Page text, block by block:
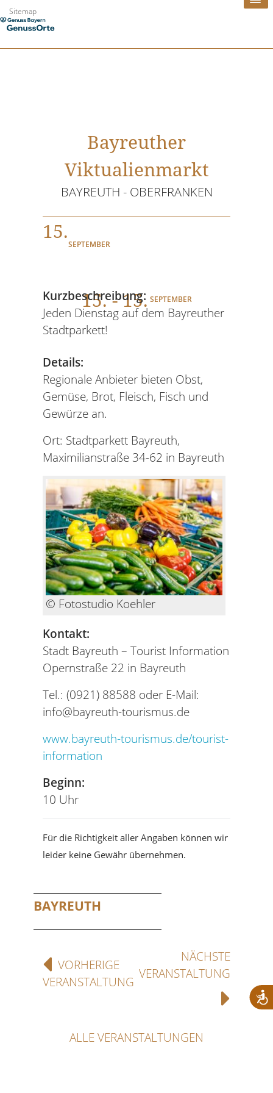
Zum
Inhalt
Sitemap
Bayreuther
Viktualienmarkt
BAYREUTH - OBERFRANKEN
15.
SEPTEMBER
15. - 15. SEPTEMBER
Kurzbeschreibung:
Jeden Dienstag auf dem Bayreuther
Stadtparkett!
Details:
Regionale Anbieter bieten Obst,
Gemüse, Brot, Fleisch, Fisch und
Gewürze an.
Ort: Stadtparkett Bayreuth,
Maximilianstraße 34-62 in Bayreuth
© Fotostudio Koehler
Kontakt:
Stadt Bayreuth – Tourist Information
Opernstraße 22 in Bayreuth
Tel.: (0921) 88588 oder E-Mail:
info@bayreuth-tourismus.de
www.bayreuth-tourismus.de/tourist-
information
Beginn:
10 Uhr
Für die Richtigkeit aller Angaben können wir
leider keine Gewähr übernehmen.
BAYREUTH
VORHERIGE
VERANSTALTUNG
NÄCHSTE
VERANSTALTUNG
ALLE VERANSTALTUNGEN